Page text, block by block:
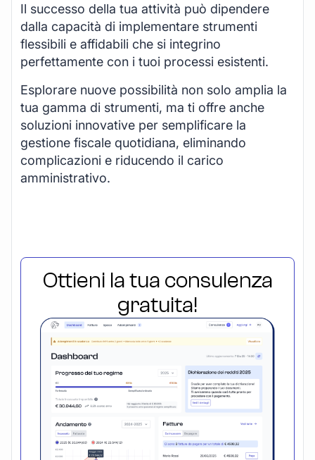
Il successo della tua attività può dipendere
dalla capacità di implementare strumenti
flessibili e affidabili che si integrino
perfettamente con i tuoi processi esistenti.
Esplorare nuove possibilità non solo amplia la
tua gamma di strumenti, ma ti offre anche
soluzioni innovative per semplificare la
gestione fiscale quotidiana, eliminando
complicazioni e riducendo il carico
amministrativo.
Ottieni la tua consulenza
gratuita!